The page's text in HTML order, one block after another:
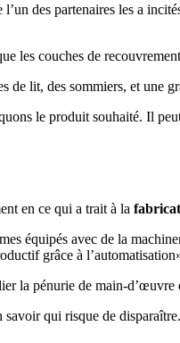
des partenaires les a
les couches de
de lit, des sommiers, et une
le produit souhaité. Il
en ce qui a trait à la
équipés avec de la
grâce à
la pénurie de main-d’œuvre
qui risque de